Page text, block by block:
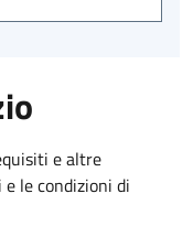
e altre
le condizioni di